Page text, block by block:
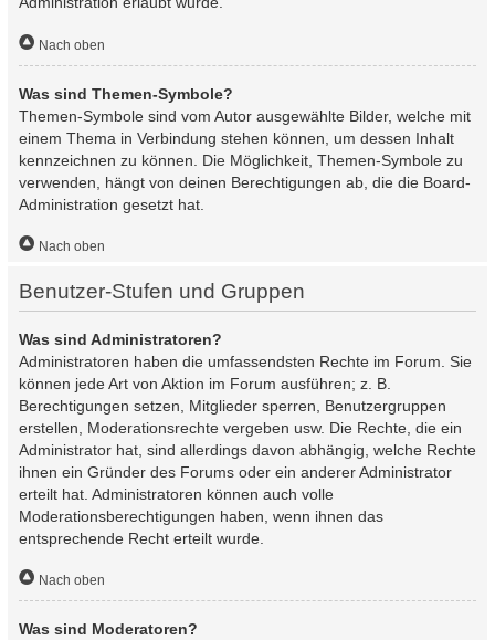
Nach oben
Was sind Themen-Symbole?
Themen-Symbole sind vom Autor ausgewählte Bilder, welche mit
einem Thema in Verbindung stehen können, um dessen Inhalt
kennzeichnen zu können. Die Möglichkeit, Themen-Symbole zu
verwenden, hängt von deinen Berechtigungen ab, die die Board-
Administration gesetzt hat.
Nach oben
Benutzer-Stufen und Gruppen
Was sind Administratoren?
Administratoren haben die umfassendsten Rechte im Forum. Sie
können jede Art von Aktion im Forum ausführen; z. B.
Berechtigungen setzen, Mitglieder sperren, Benutzergruppen
erstellen, Moderationsrechte vergeben usw. Die Rechte, die ein
Administrator hat, sind allerdings davon abhängig, welche Rechte
ihnen ein Gründer des Forums oder ein anderer Administrator
erteilt hat. Administratoren können auch volle
Moderationsberechtigungen haben, wenn ihnen das
entsprechende Recht erteilt wurde.
Nach oben
Was sind Moderatoren?